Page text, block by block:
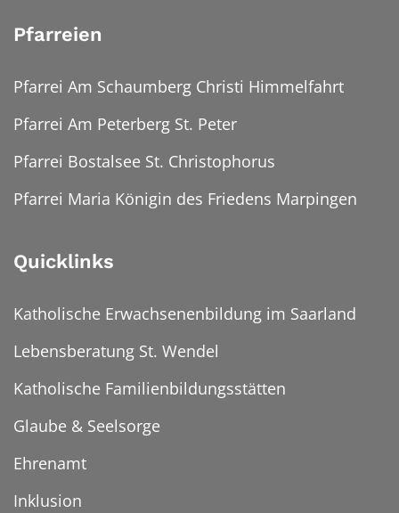
Pfarreien
Pfarrei Am Schaumberg Christi Himmelfahrt
Pfarrei Am Peterberg St. Peter
Pfarrei Bostalsee St. Christophorus
Pfarrei Maria Königin des Friedens Marpingen
Quicklinks
Katholische Erwachsenenbildung im Saarland
Lebensberatung St. Wendel
Katholische Familienbildungsstätten
Glaube & Seelsorge
Ehrenamt
Inklusion